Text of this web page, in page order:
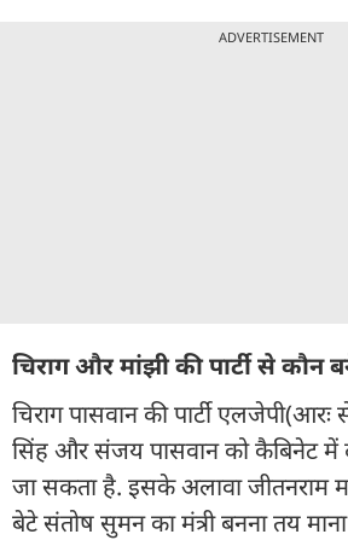
ADVERTISEMENT
चिराग और मांझी की पार्टी से कौन
चिराग पासवान की पार्टी
सिंह और संजय पासवान को कैबिनेट में
जा सकता है. इसके अलावा जीतनराम
बेटे संतोष सुमन का मंत्री बनना तय